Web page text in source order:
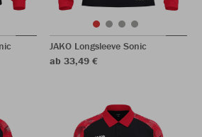
JAKO Longsleeve Sonic
ab 33,49 €